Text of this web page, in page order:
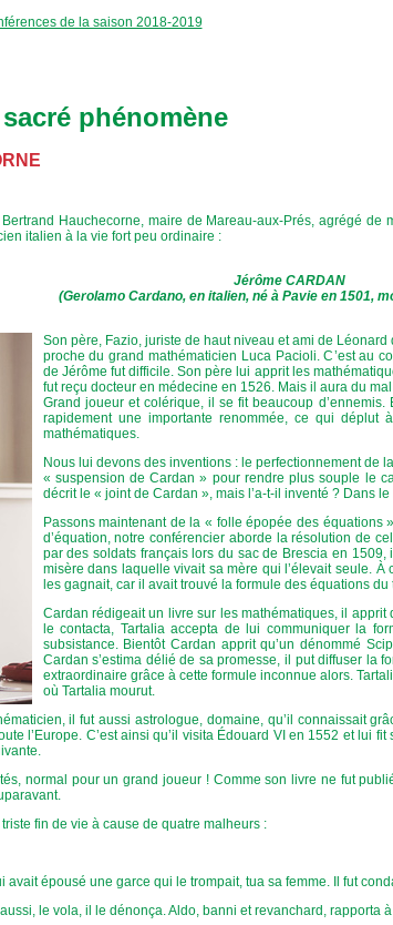
de la saison 2018-2019
phénomène
Hauchecorne, maire de Mareau-aux-Prés, agrégé de
italien à la vie fort peu ordinaire :
Jérôme CARDAN
(Gerolamo Cardano, en italien, né à Pavie en 1501,
Son père, Fazio, juriste de haut niveau et ami de
proche du grand mathématicien Luca Pacioli. C’est au
de Jérôme fut difficile. Son père lui apprit les
fut reçu docteur en médecine en 1526. Mais il aura du
Grand joueur et colérique, il se fit beaucoup
rapidement une importante renommée, ce qui déplut
mathématiques.
Nous lui devons des inventions : le perfectionnement de
« suspension de Cardan » pour rendre plus souple le
décrit le « joint de Cardan », mais l’a-t-il inventé ? Dans
Passons maintenant de la « folle épopée des équations
d’équation, notre conférencier aborde la résolution de
par des soldats français lors du sac de Brescia en
misère dans laquelle vivait sa mère qui l’élevait seule.
les gagnait, car il avait trouvé la formule des équations
Cardan rédigeait un livre sur les mathématiques, il apprit
le contacta, Tartalia accepta de lui communiquer la
subsistance. Bientôt Cardan apprit qu’un dénommé
Cardan s’estima délié de sa promesse, il put diffuser la
extraordinaire grâce à cette formule inconnue alors.
où Tartalia mourut.
il fut aussi astrologue, domaine, qu’il connaissait
l’Europe. C’est ainsi qu’il visita Édouard VI en 1552 et lui
normal pour un grand joueur ! Comme son livre ne fut
fin de vie à cause de quatre malheurs :
avait épousé une garce qui le trompait, tua sa femme. Il fut
le vola, il le dénonça. Aldo, banni et revanchard, rapporta